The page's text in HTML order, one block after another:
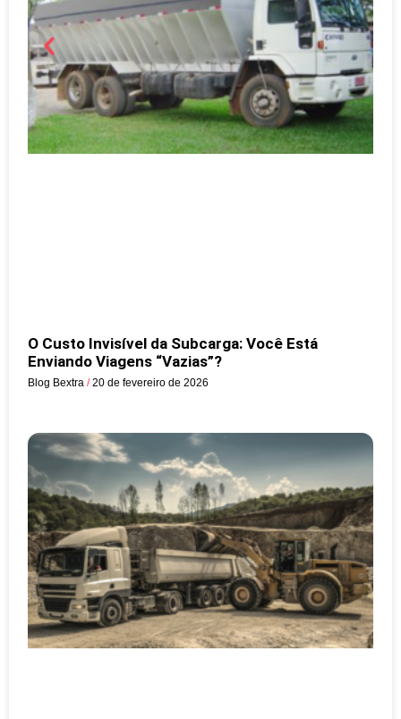
O Custo Invisível da Subcarga: Você Está
Enviando Viagens “Vazias”?
Blog Bextra 20 de fevereiro de 2026